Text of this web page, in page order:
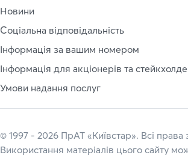
Новини
Соціальна відповідальність
Інформація за вашим номером
Інформація для акціонерів та
Умови надання послуг
© 1997 - 2026 ПрАТ «Київстар». Всі
Використання матеріалів цього сайту